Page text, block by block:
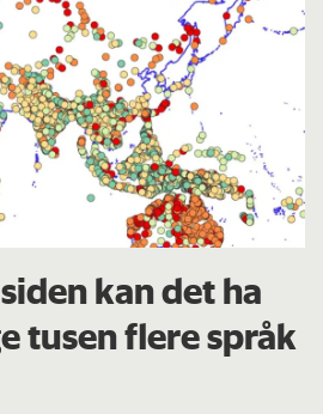
kan det ha
tusen flere språk